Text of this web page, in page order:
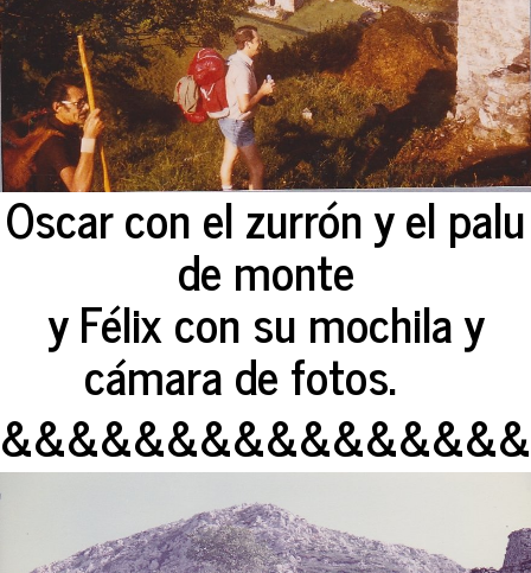
Oscar con el zurrón y el palu
de monte
y Félix con su mochila y
cámara de fotos.